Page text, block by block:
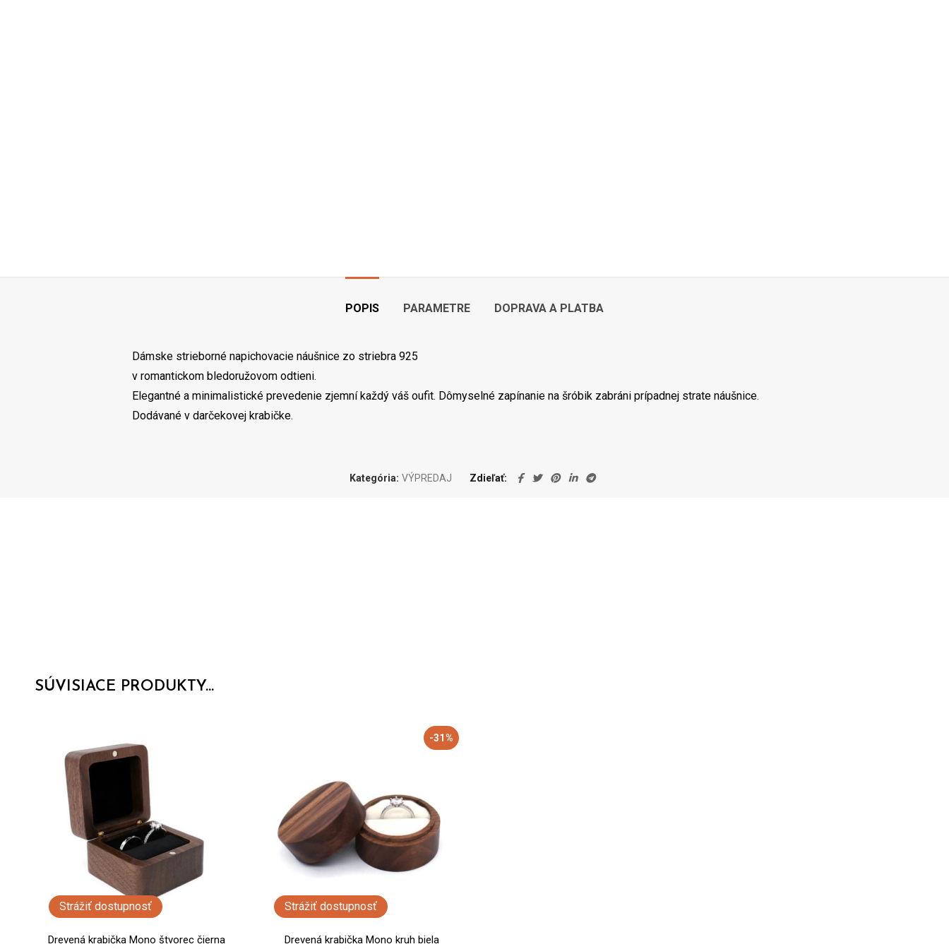
POPIS PARAMETRE DOPRAVA A PLATBA
Dámske strieborné napichovacie náušnice zo striebra 925
v romantickom bledoružovom odtieni.
Elegantné a minimalistické prevedenie zjemní každý váš oufit. Dômyselné zapínanie na šróbik zabráni prípadnej strate náušnice.
Dodávané v darčekovej krabičke.
Kategória: VÝPREDAJ Zdieľať
SÚVISIACE PRODUKTY...
Strážiť dostupnosť
Drevená krabička Mono štvorec čierna
-31%
Strážiť dostupnosť
Drevená krabička Mono kruh biela